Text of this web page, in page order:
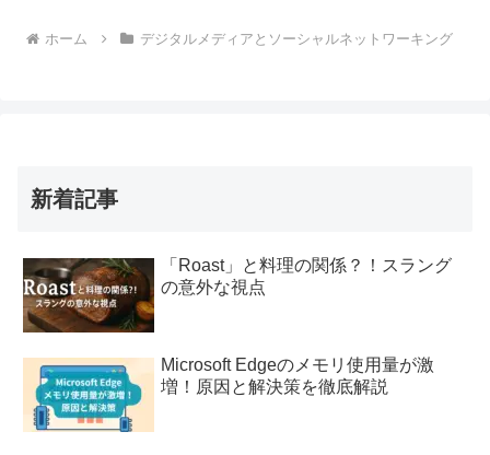
ホーム デジタルメディアとソーシャルネットワーキング
新着記事
「Roast」と料理の関係？！スラング
の意外な視点
Microsoft Edgeのメモリ使用量が激
増！原因と解決策を徹底解説